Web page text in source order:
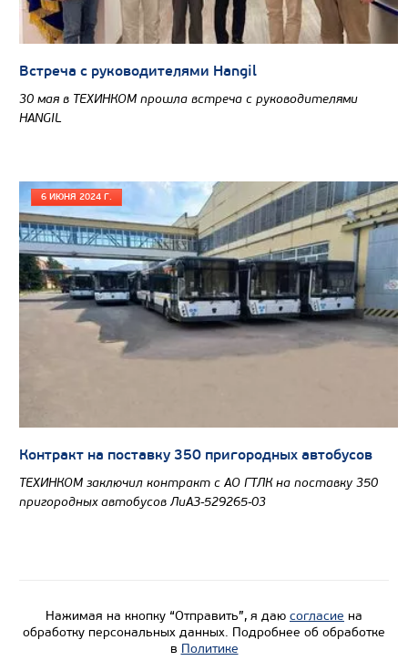
Встреча с руководителями Hangil
30 мая в ТЕХИНКОМ прошла встреча с руководителями
HANGIL
6 ИЮНЯ 2024 Г.
Контракт на поставку 350 пригородных автобусов
ТЕХИНКОМ заключил контракт с АО ГТЛК на поставку 350
пригородных автобусов ЛиАЗ-529265-03
Нажимая на кнопку “Отправить”, я даю согласие на
обработку персональных данных. Подробнее об обработке
в Политике